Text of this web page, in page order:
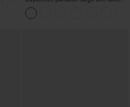
haute, poches zippées, uni